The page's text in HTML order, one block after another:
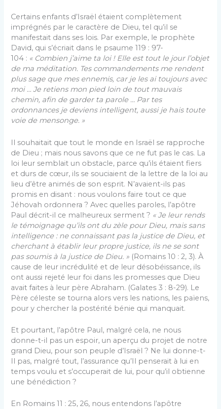
Certains enfants d’Israël étaient complètement
imprégnés par le caractère de Dieu, tel qu’il se
manifestait dans ses lois. Par exemple, le prophète
David, qui s’écriait dans le psaume 119 : 97-
104 : « Combien j’aime ta loi ! Elle est tout le jour l’objet
de ma méditation. Tes commandements me rendent
plus sage que mes ennemis, car je les ai toujours avec
moi … Je retiens mon pied loin de tout mauvais
chemin, afin de garder ta parole … Par tes
ordonnances je deviens intelligent, aussi je hais toute
voie de mensonge. »
Il souhaitait que tout le monde en Israël se rapproche
de Dieu ; mais nous savons que ce ne fut pas le cas. La
loi leur semblait un obstacle, parce qu’ils étaient fiers
et durs de cœur, ils se souciaient de la lettre de la loi au
lieu d’être animés de son esprit. N’avaient-ils pas
promis en disant : nous voulons faire tout ce que
Jéhovah ordonnera ? Avec quelles paroles, l’apôtre
Paul décrit-il ce malheureux serment ? « Je leur rends
le témoignage qu’ils ont du zèle pour Dieu, mais sans
intelligence : ne connaissant pas la justice de Dieu, et
cherchant à établir leur propre justice, ils ne se sont
pas soumis à la justice de Dieu. » (Romains 10 : 2, 3). À
cause de leur incrédulité et de leur désobéissance, ils
ont aussi rejeté leur foi dans les promesses que Dieu
avait faites à leur père Abraham. (Galates 3 : 8-29). Le
Père céleste se tourna alors vers les nations, les païens,
pour y chercher la postérité bénie qui manquait.
Et pourtant, l’apôtre Paul, malgré cela, ne nous
donne-t-il pas un espoir, un aperçu du projet de notre
grand Dieu, pour son peuple d’Israël ? Ne lui donne-t-
Il pas, malgré tout, l’assurance qu’Il penserait à lui en
temps voulu et s’occuperait de lui, pour qu’il obtienne
une bénédiction ?
En Romains 11 : 25, 26, nous entendons l’apôtre